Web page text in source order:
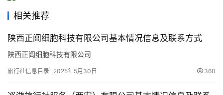
旅
游
城
市
相关推荐
陕西正阊细胞科技有限公司基本情况信息及联系方式
陕西正阊细胞科技有限公司
旅行社信息目录 2025年5月30日 360